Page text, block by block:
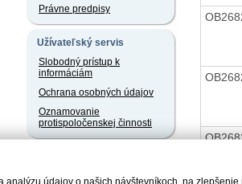
Právne predpisy
Užívateľský servis
Slobodný prístup k
informáciám
Ochrana osobných údajov
Oznamovanie
protispoločenskej činnosti
Sprostredkovatelia
analýzu údajov o našich návštevníkoch, na zlepšenie